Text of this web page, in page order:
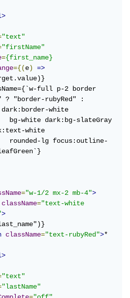
="text"
="firstName"
={first_name}
={(e)
=>
? "border-rubyRed" :
dark:border-white
white
="w-1/2 mx-2 mb-4">
className="text-white
>
className="text-rubyRed">*
="text"
="lastName"